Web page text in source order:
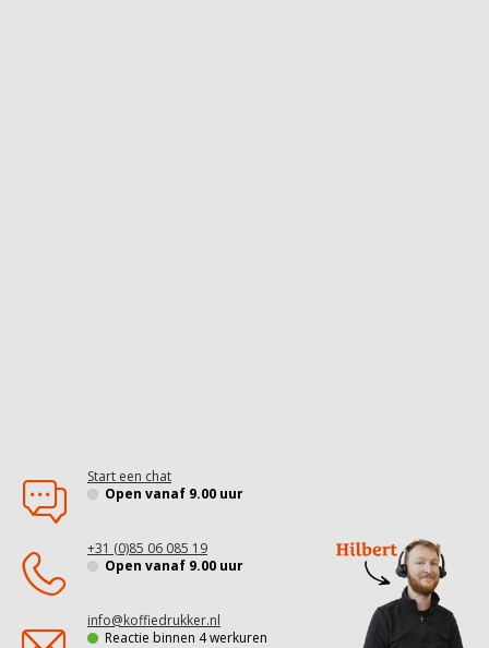
Start een chat
Open vanaf 9.00 uur
+31 (0)85 06 085 19
Open vanaf 9.00 uur
info@koffiedrukker.nl
Reactie binnen 4 werkuren